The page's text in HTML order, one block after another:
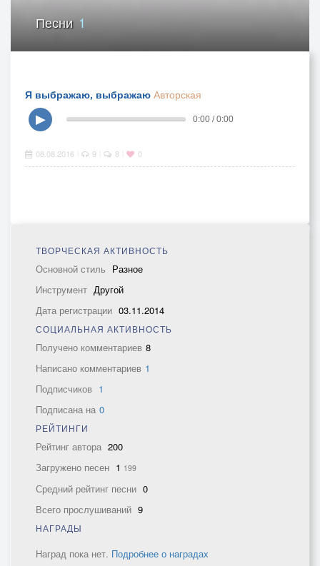
Песни 1
Я выбражаю, выбражаю Авторская
▶
0:00 / 0:00
08.08.2016 9 8 0
ТВОРЧЕСКАЯ АКТИВНОСТЬ
Основной стиль Разное
Инструмент Другой
Дата регистрации 03.11.2014
СОЦИАЛЬНАЯ АКТИВНОСТЬ
Получено комментариев 8
Написано комментариев 1
Подписчиков 1
Подписана на 0
РЕЙТИНГИ
Рейтинг автора 200
Загружено песен 1 199
Средний рейтинг песни 0
Всего прослушиваний 9
НАГРАДЫ
Наград пока нет. Подробнее о наградах